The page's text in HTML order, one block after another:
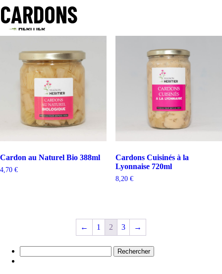
CARDONS
Affichage de 3–4 sur 6 résultats
Cardon au Naturel Bio 388ml
4,70 €
Cardons Cuisinés à la
Lyonnaise 720ml
8,20 €
← 1 2 3 →